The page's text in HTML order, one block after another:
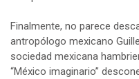
Finalmente, no parece
antropólogo mexicano
sociedad mexicana
“México imaginario”